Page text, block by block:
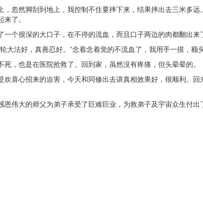
，忽然脚刮到地上，我控制不住要摔下来，结果摔出去三米多
了。
个很深的大口子，在不停的流血，而且口子两边的肉都翻出
法好，真善忍好。”念着念着觉的不流血了，我用手一摸，额
，也是在医院抢救了。回到家，虽然没有疼痛，但头晕晕的。
喜心招来的迫害，今天和同修出去讲真相效果好，很顺利。
伟大的师父为弟子承受了巨难巨业，为救弟子及宇宙众生付